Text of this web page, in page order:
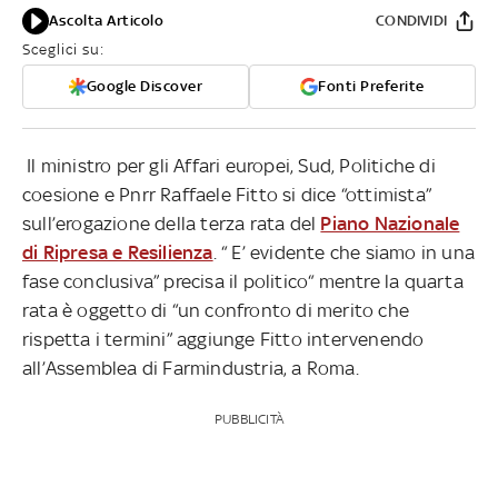
Ascolta Articolo
Sceglici su:
Google Discover Fonti Preferite
CONDIVIDI
Il ministro per gli Affari europei, Sud, Politiche di
coesione e Pnrr Raffaele Fitto si dice “ottimista”
sull’erogazione della terza rata del Piano Nazionale
di Ripresa e Resilienza . “ E’ evidente che siamo in una
fase conclusiva” precisa il politico“ mentre la quarta
rata è oggetto di “un confronto di merito che
rispetta i termini” aggiunge Fitto intervenendo
all’Assemblea di Farmindustria, a Roma.
PUBBLICITÀ